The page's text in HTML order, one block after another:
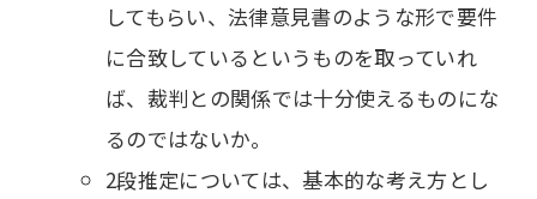
してもらい、法律意見書のような形で要件
に合致しているというものを取っていれ
ば、裁判との関係では十分使えるものにな
るのではないか。
2段推定については、基本的な考え方とし